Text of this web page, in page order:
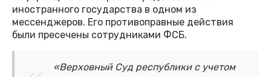
иностранного государства в одном из
мессенджеров. Его противоправные действия
были пресечены сотрудниками ФСБ.
«Верховный Суд республики с учетом